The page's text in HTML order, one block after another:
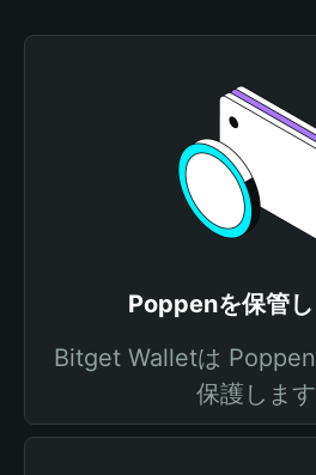
Poppenを保管し
Bitget Walletは
保護します